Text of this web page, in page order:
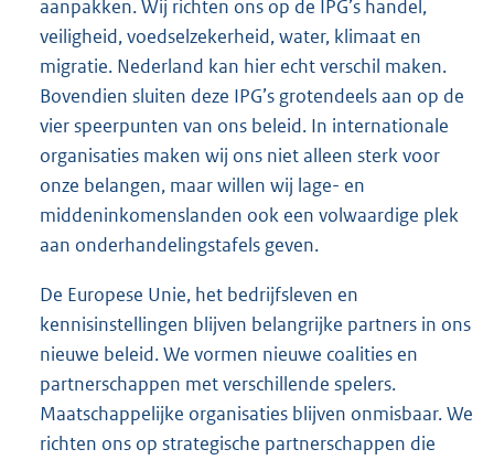
aanpakken. Wij richten ons op de IPG’s handel,
veiligheid, voedselzekerheid, water, klimaat en
migratie. Nederland kan hier echt verschil maken.
Bovendien sluiten deze IPG’s grotendeels aan op de
vier speerpunten van ons beleid. In internationale
organisaties maken wij ons niet alleen sterk voor
onze belangen, maar willen wij lage- en
middeninkomenslanden ook een volwaardige plek
aan onderhandelingstafels geven.
De Europese Unie, het bedrijfsleven en
kennisinstellingen blijven belangrijke partners in ons
nieuwe beleid. We vormen nieuwe coalities en
partnerschappen met verschillende spelers.
Maatschappelijke organisaties blijven onmisbaar. We
richten ons op strategische partnerschappen die